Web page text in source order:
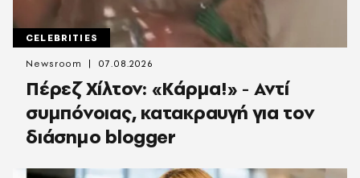
CELEBRITIES
Πέρεζ Χίλτον: «Κάρμα!» - Αντί
συμπόνοιας, κατακραυγή για τον
διάσημο blogger
Newsroom 07.08.2026